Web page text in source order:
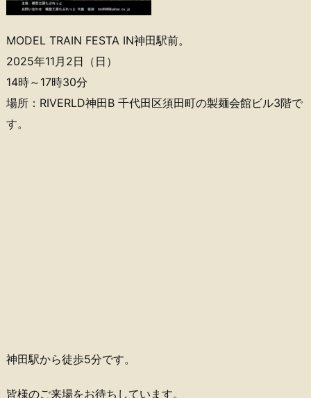
MODEL TRAIN FESTA IN神田駅前。
2025年11月2日（日）
14時～17時30分
場所：RIVERLD神田B 千代田区須田町の製麺会館ビル3階で
す。
神田駅から徒歩5分です。
皆様のご来場をお待ちしています。